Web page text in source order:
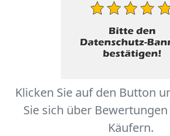
Klicken Sie auf den Button
Sie sich über
Käufern.